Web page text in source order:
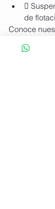

de
Conoce
excelente